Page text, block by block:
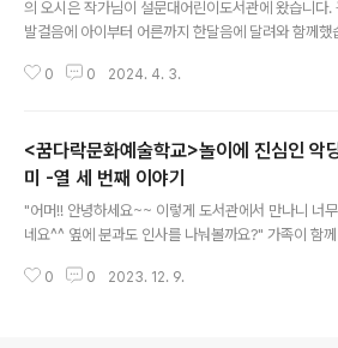
의 오시은 작가님이 설문대어린이도서관에 왔습니다.
발걸음에 아이부터 어른까지 한달음에 달려와 함께했
표현했어요. 4.3이야기를 다시금 들으며 되새기는 시
학생, 성인까지 모두가 함께 한 의미있는 시간이 되었
다.
0 0 2024. 4. 3.
<꿈다락문화예술학교>놀이에 진심인 악
미 -열 세 번째 이야기
"어머!! 안녕하세요~~ 이렇게 도서관에서 만나니 너
네요^^ 옆에 분과도 인사를 나눠볼까요?" 가족이 함께
의 시간을 공유한다. 얼어있는 부모님들의 얼굴에 웃음
0 0 2023. 12. 9.